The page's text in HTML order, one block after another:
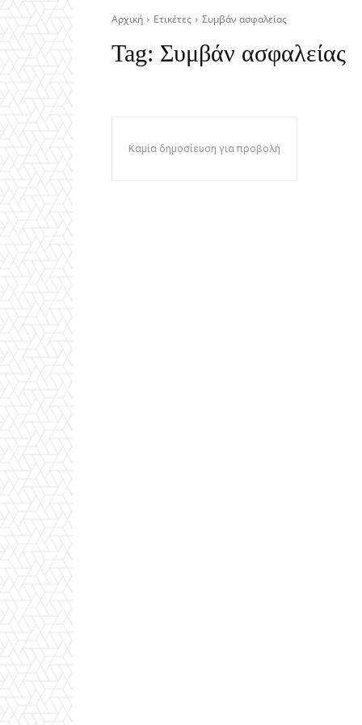
Αρχική Ετικέτες Συμβάν ασφαλείας
Tag: Συμβάν ασφαλείας
Καμία δημοσίευση για προβολή